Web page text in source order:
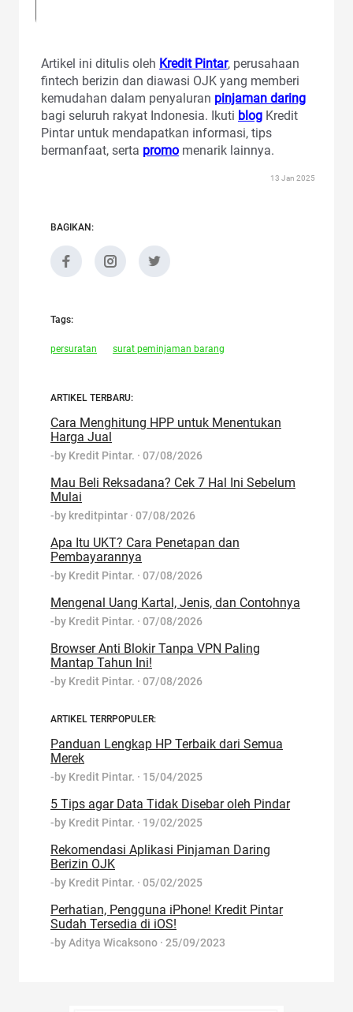
Artikel ini ditulis oleh Kredit Pintar, perusahaan
fintech berizin dan diawasi OJK yang memberi
kemudahan dalam penyaluran pinjaman daring
bagi seluruh rakyat Indonesia. Ikuti blog Kredit
Pintar untuk mendapatkan informasi, tips
bermanfaat, serta promo menarik lainnya.
13 Jan 2025
BAGIKAN:
Tags:
persuratan surat peminjaman barang
ARTIKEL TERBARU:
Cara Menghitung HPP untuk Menentukan
Harga Jual
-by Kredit Pintar. · 07/08/2026
Mau Beli Reksadana? Cek 7 Hal Ini Sebelum
Mulai
-by kreditpintar · 07/08/2026
Apa Itu UKT? Cara Penetapan dan
Pembayarannya
-by Kredit Pintar. · 07/08/2026
Mengenal Uang Kartal, Jenis, dan Contohnya
-by Kredit Pintar. · 07/08/2026
Browser Anti Blokir Tanpa VPN Paling
Mantap Tahun Ini!
-by Kredit Pintar. · 07/08/2026
ARTIKEL TERRPOPULER:
Panduan Lengkap HP Terbaik dari Semua
Merek
-by Kredit Pintar. · 15/04/2025
5 Tips agar Data Tidak Disebar oleh Pindar
-by Kredit Pintar. · 19/02/2025
Rekomendasi Aplikasi Pinjaman Daring
Berizin OJK
-by Kredit Pintar. · 05/02/2025
Perhatian, Pengguna iPhone! Kredit Pintar
Sudah Tersedia di iOS!
-byAditya Wicaksono · 25/09/2023